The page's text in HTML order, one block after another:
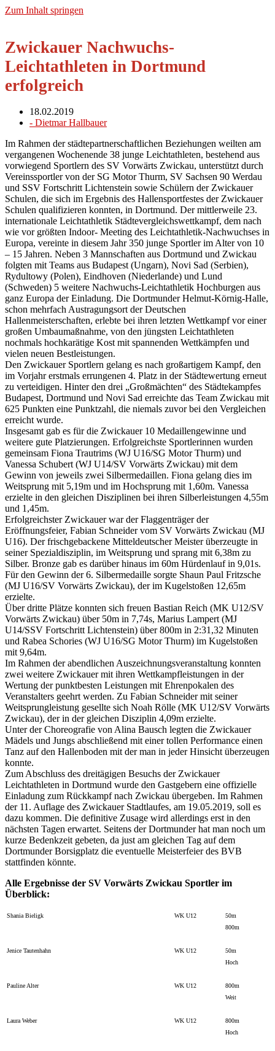
Zum Inhalt springen
Zwickauer Nachwuchs-
Leichtathleten in Dortmund
erfolgreich
18.02.2019
- Dietmar Hallbauer
Im Rahmen der städtepartnerschaftlichen Beziehungen weilten am
vergangenen Wochenende 38 junge Leichtathleten, bestehend aus
vorwiegend Sportlern des SV Vorwärts Zwickau, unterstützt durch
Vereinssportler von der SG Motor Thurm, SV Sachsen 90 Werdau
und SSV Fortschritt Lichtenstein sowie Schülern der Zwickauer
Schulen, die sich im Ergebnis des Hallensportfestes der Zwickauer
Schulen qualifizieren konnten, in Dortmund. Der mittlerweile 23.
internationale Leichtathletik Städtevergleichswettkampf, dem nach
wie vor größten Indoor- Meeting des Leichtathletik-Nachwuchses in
Europa, vereinte in diesem Jahr 350 junge Sportler im Alter von 10
– 15 Jahren. Neben 3 Mannschaften aus Dortmund und Zwickau
folgten mit Teams aus Budapest (Ungarn), Novi Sad (Serbien),
Rydultowy (Polen), Eindhoven (Niederlande) und Lund
(Schweden) 5 weitere Nachwuchs-Leichtathletik Hochburgen aus
ganz Europa der Einladung. Die Dortmunder Helmut-Körnig-Halle,
schon mehrfach Austragungsort der Deutschen
Hallenmeisterschaften, erlebte bei ihren letzten Wettkampf vor einer
großen Umbaumaßnahme, von den jüngsten Leichtathleten
nochmals hochkarätige Kost mit spannenden Wettkämpfen und
vielen neuen Bestleistungen.
Den Zwickauer Sportlern gelang es nach großartigem Kampf, den
im Vorjahr erstmals errungenen 4. Platz in der Städtewertung erneut
zu verteidigen. Hinter den drei „Großmächten“ des Städtekampfes
Budapest, Dortmund und Novi Sad erreichte das Team Zwickau mit
625 Punkten eine Punktzahl, die niemals zuvor bei den Vergleichen
erreicht wurde.
Insgesamt gab es für die Zwickauer 10 Medaillengewinne und
weitere gute Platzierungen. Erfolgreichste Sportlerinnen wurden
gemeinsam Fiona Trautrims (WJ U16/SG Motor Thurm) und
Vanessa Schubert (WJ U14/SV Vorwärts Zwickau) mit dem
Gewinn von jeweils zwei Silbermedaillen. Fiona gelang dies im
Weitsprung mit 5,19m und im Hochsprung mit 1,60m. Vanessa
erzielte in den gleichen Disziplinen bei ihren Silberleistungen 4,55m
und 1,45m.
Erfolgreichster Zwickauer war der Flaggenträger der
Eröffnungsfeier, Fabian Schneider vom SV Vorwärts Zwickau (MJ
U16). Der frischgebackene Mitteldeutscher Meister überzeugte in
seiner Spezialdisziplin, im Weitsprung und sprang mit 6,38m zu
Silber. Bronze gab es darüber hinaus im 60m Hürdenlauf in 9,01s.
Für den Gewinn der 6. Silbermedaille sorgte Shaun Paul Fritzsche
(MJ U16/SV Vorwärts Zwickau), der im Kugelstoßen 12,65m
erzielte.
Über dritte Plätze konnten sich freuen Bastian Reich (MK U12/SV
Vorwärts Zwickau) über 50m in 7,74s, Marius Lampert (MJ
U14/SSV Fortschritt Lichtenstein) über 800m in 2:31,32 Minuten
und Rabea Schories (WJ U16/SG Motor Thurm) im Kugelstoßen
mit 9,64m.
Im Rahmen der abendlichen Auszeichnungsveranstaltung konnten
zwei weitere Zwickauer mit ihren Wettkampfleistungen in der
Wertung der punktbesten Leistungen mit Ehrenpokalen des
Veranstalters geehrt werden. Zu Fabian Schneider mit seiner
Weitsprungleistung gesellte sich Noah Rölle (MK U12/SV Vorwärts
Zwickau), der in der gleichen Disziplin 4,09m erzielte.
Unter der Choreografie von Alina Bausch legten die Zwickauer
Mädels und Jungs abschließend mit einer tollen Performance einen
Tanz auf den Hallenboden mit der man in jeder Hinsicht überzeugen
konnte.
Zum Abschluss des dreitägigen Besuchs der Zwickauer
Leichtathleten in Dortmund wurde den Gastgebern eine offizielle
Einladung zum Rückkampf nach Zwickau übergeben. Im Rahmen
der 11. Auflage des Zwickauer Stadtlaufes, am 19.05.2019, soll es
dazu kommen. Die definitive Zusage wird allerdings erst in den
nächsten Tagen erwartet. Seitens der Dortmunder hat man noch um
kurze Bedenkzeit gebeten, da just am gleichen Tag auf dem
Dortmunder Borsigplatz die eventuelle Meisterfeier des BVB
stattfinden könnte.
Alle Ergebnisse der SV Vorwärts Zwickau Sportler im
Überblick:
Shania Bieligk WK U12
50m
800m
Jenice Tautenhahn WK U12
50m
Hoch
Pauline Alter WK U12
800m
Weit
Laura Weber WK U12
800m
Hoch